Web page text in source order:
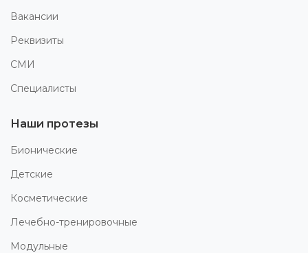
Вакансии
Реквизиты
СМИ
Специалисты
Наши протезы
Бионические
Детские
Косметические
Лечебно-тренировочные
Модульные